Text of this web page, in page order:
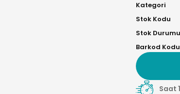
Kategori
Stok Kodu
Stok Durumu
Barkod Kodu
Saat